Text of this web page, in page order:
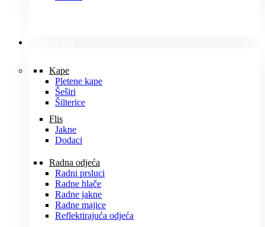
Kape
Pletene kape
Šeširi
Šilterice
Flis
Jakne
Dodaci
Radna odjeća
Radni prsluci
Radne hlače
Radne jakne
Radne majice
Reflektirajuća odjeća